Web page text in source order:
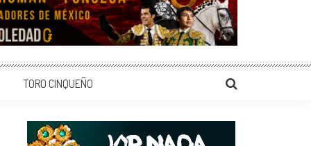
TORO CINQUEÑO